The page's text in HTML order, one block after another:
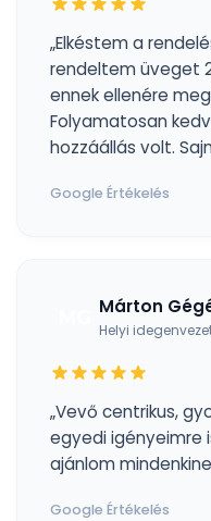
„Elkéstem a
rendeltem üveget
ennek ellenére
Folyamatosan
hozzáállás volt.
Google Értékelés
Márton
Helyi
„Vevő centrikus,
egyedi igényeimre
ajánlom
Google Értékelés